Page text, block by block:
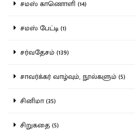
சமஸ் காணொளி (14)
சமஸ் பேட்டி (1)
சர்வதேசம் (139)
சாவர்க்கர் வாழ்வும், நூல்களும் (5)
சினிமா (35)
சிறுகதை (5)